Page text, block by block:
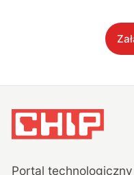
Portal